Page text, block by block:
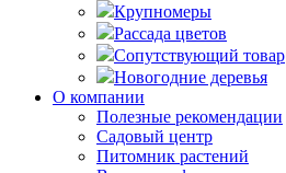
Крупномеры
Рассада цветов
Сопутствующий товар
Новогодние деревья
О компании
Полезные рекомендации
Садовый центр
Питомник растений